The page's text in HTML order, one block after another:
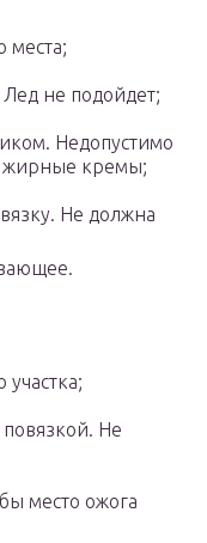
места;
не подойдет;
Недопустимо
жирные кремы;
Не должна
Не
место ожога